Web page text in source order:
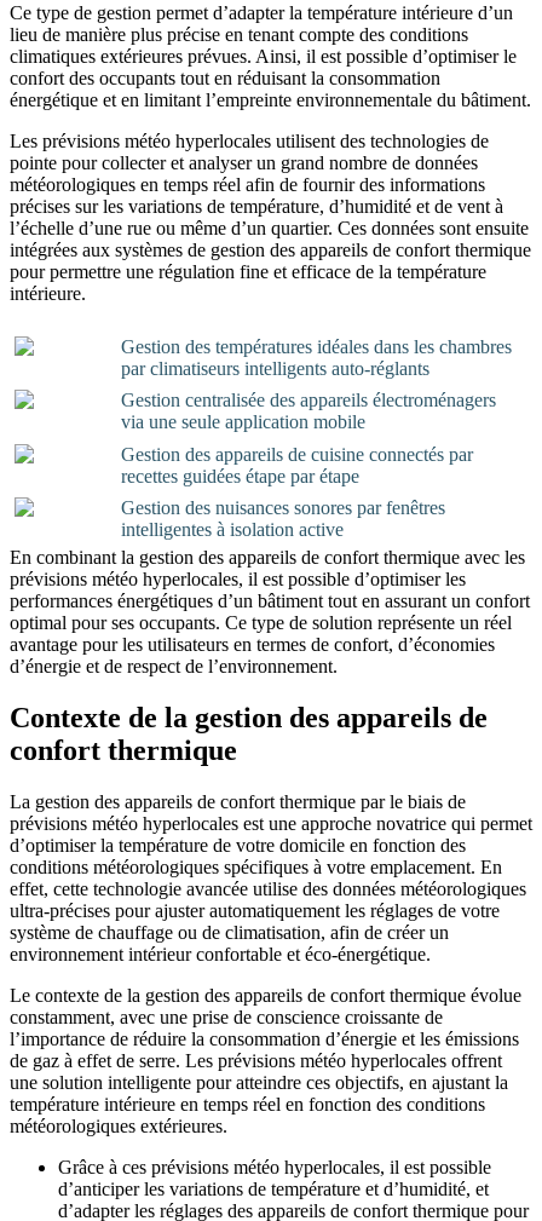
Ce type de gestion permet d’adapter la température intérieure d’un
lieu de manière plus précise en tenant compte des conditions
climatiques extérieures prévues. Ainsi, il est possible d’optimiser le
confort des occupants tout en réduisant la consommation
énergétique et en limitant l’empreinte environnementale du bâtiment.
Les prévisions météo hyperlocales utilisent des technologies de
pointe pour collecter et analyser un grand nombre de données
météorologiques en temps réel afin de fournir des informations
précises sur les variations de température, d’humidité et de vent à
l’échelle d’une rue ou même d’un quartier. Ces données sont ensuite
intégrées aux systèmes de gestion des appareils de confort thermique
pour permettre une régulation fine et efficace de la température
intérieure.
Gestion des températures idéales dans les chambres
par climatiseurs intelligents auto-réglants
Gestion centralisée des appareils électroménagers
via une seule application mobile
Gestion des appareils de cuisine connectés par
recettes guidées étape par étape
Gestion des nuisances sonores par fenêtres
intelligentes à isolation active
En combinant la gestion des appareils de confort thermique avec les
prévisions météo hyperlocales, il est possible d’optimiser les
performances énergétiques d’un bâtiment tout en assurant un confort
optimal pour ses occupants. Ce type de solution représente un réel
avantage pour les utilisateurs en termes de confort, d’économies
d’énergie et de respect de l’environnement.
Contexte de la gestion des appareils de
confort thermique
La gestion des appareils de confort thermique par le biais de
prévisions météo hyperlocales est une approche novatrice qui permet
d’optimiser la température de votre domicile en fonction des
conditions météorologiques spécifiques à votre emplacement. En
effet, cette technologie avancée utilise des données météorologiques
ultra-précises pour ajuster automatiquement les réglages de votre
système de chauffage ou de climatisation, afin de créer un
environnement intérieur confortable et éco-énergétique.
Le contexte de la gestion des appareils de confort thermique évolue
constamment, avec une prise de conscience croissante de
l’importance de réduire la consommation d’énergie et les émissions
de gaz à effet de serre. Les prévisions météo hyperlocales offrent
une solution intelligente pour atteindre ces objectifs, en ajustant la
température intérieure en temps réel en fonction des conditions
météorologiques extérieures.
Grâce à ces prévisions météo hyperlocales, il est possible
d’anticiper les variations de température et d’humidité, et
d’adapter les réglages des appareils de confort thermique pour